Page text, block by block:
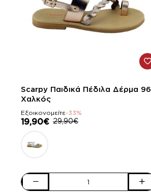
-33%
Scarpy Παιδικά Πέδιλα Δέρμα 96
Χαλκός
Εξοικονομείτε-33%
19,90€ 29,90€
Scarpy